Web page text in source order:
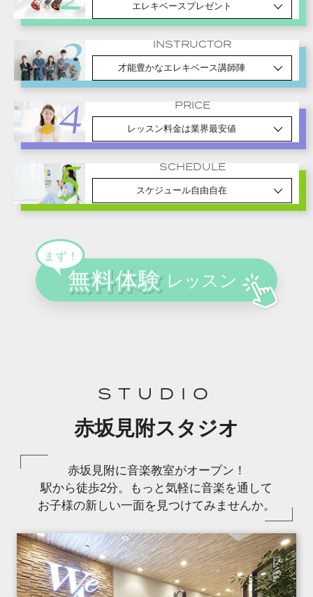
エレキベースプレゼント
INSTRUCTOR
才能豊かなエレキベース講師陣
PRICE
レッスン料金は業界最安値
SCHEDULE
スケジュール自由自在
STUDIO
赤坂見附スタジオ
赤坂見附に音楽教室がオープン！
駅から徒歩2分。もっと気軽に音楽を通して
お子様の新しい一面を見つけてみませんか。